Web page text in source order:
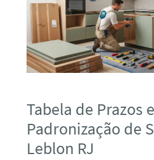
Tabela de Prazos e
Padronização de
Leblon RJ